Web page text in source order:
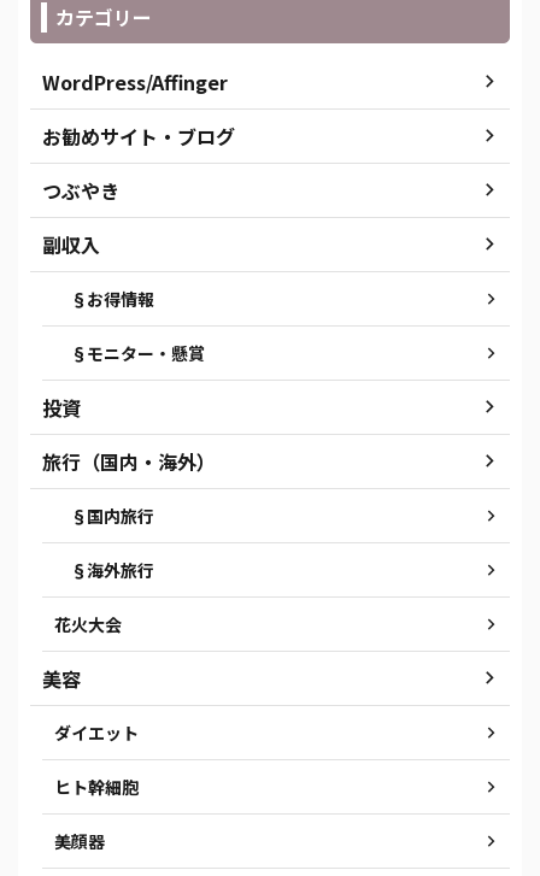
カテゴリー
WordPress/Affinger
お勧めサイト・ブログ
つぶやき
副収入
§お得情報
§モニター・懸賞
投資
旅行（国内・海外）
§国内旅行
§海外旅行
花火大会
美容
ダイエット
ヒト幹細胞
美顔器